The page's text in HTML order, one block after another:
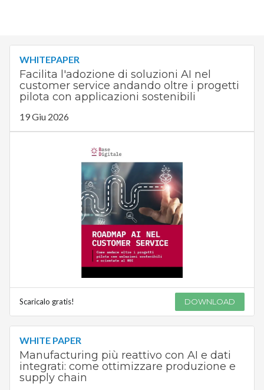
WHITEPAPER
Facilita l'adozione di soluzioni AI nel
customer service andando oltre i progetti
pilota con applicazioni sostenibili
19 Giu 2026
Scaricalo gratis! DOWNLOAD
WHITE PAPER
Manufacturing più reattivo con AI e dati
integrati: come ottimizzare produzione e
supply chain